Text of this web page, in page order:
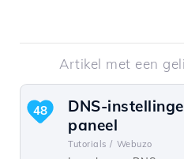
Artikel met een
DNS-
paneel
Tutorials / Webuzo
48